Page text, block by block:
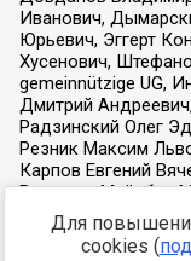
Для
cookies (